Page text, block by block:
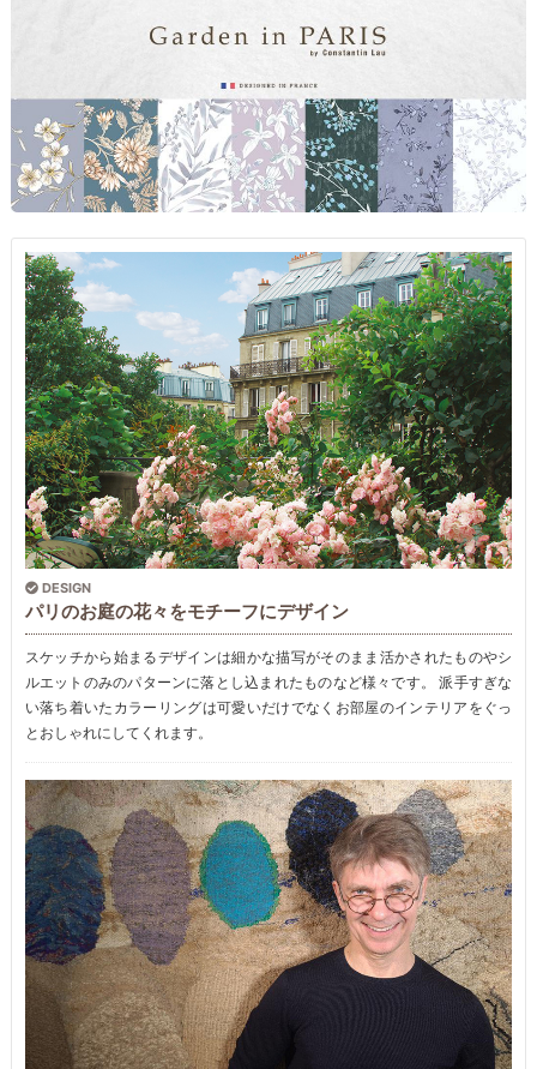
DESIGN
パリのお庭の花々をモチーフにデザイン
スケッチから始まるデザインは細かな描写がそのまま活かされたものやシ
ルエットのみのパターンに落とし込まれたものなど様々です。 派手すぎな
い落ち着いたカラーリングは可愛いだけでなくお部屋のインテリアをぐっ
とおしゃれにしてくれます。